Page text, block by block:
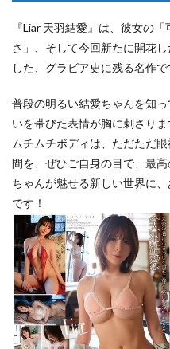
『Liar 天羽結愛』は、彼女の
さ」、そして今回新たに開花
した、グラビア史に残る名作で
普段の明るい結愛ちゃんを知
いを帯びた表情が胸に刺さり
ムチムチボディは、ただただ
間を、ぜひご自身の目で、最
ちゃんが魅せる新しい世界に
です！